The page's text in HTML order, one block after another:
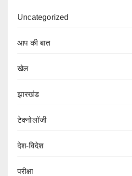
Uncategorized
आप की बात
खेल
झारखंड
टेक्नोलॉजी
देश-विदेश
परीक्षा